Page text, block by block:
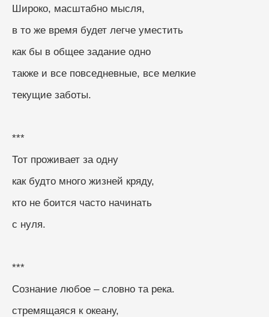
Широко, масштабно мысля,
в то же время будет легче уместить
как бы в общее задание одно
также и все повседневные, все мелкие
текущие заботы.
***
Тот проживает за одну
как будто много жизней кряду,
кто не боится часто начинать
с нуля.
***
Сознание любое – словно та река.
стремящаяся к океану,